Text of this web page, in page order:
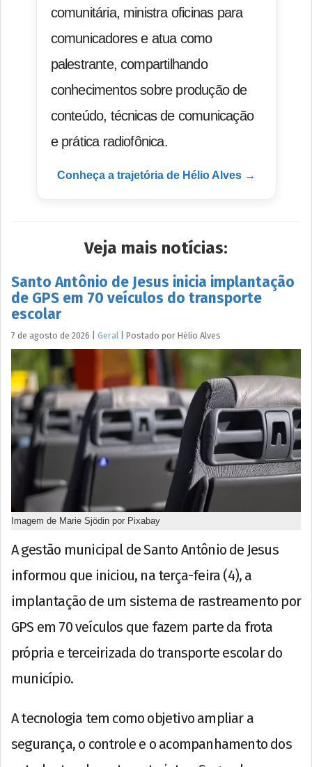
comunitária, ministra oficinas para
comunicadores e atua como
palestrante, compartilhando
conhecimentos sobre produção de
conteúdo, técnicas de comunicação
e prática radiofônica.
Conheça a trajetória de Hélio Alves →
Veja mais notícias:
Santo Antônio de Jesus inicia implantação
de GPS em 70 veículos do transporte
escolar
7 de agosto de 2026 Geral Postado por Hélio Alves
Imagem de Marie Sjödin por Pixabay
A gestão municipal de Santo Antônio de Jesus
informou que iniciou, na terça-feira (4), a
implantação de um sistema de rastreamento por
GPS em 70 veículos que fazem parte da frota
própria e terceirizada do transporte escolar do
município.
A tecnologia tem como objetivo ampliar a
segurança, o controle e o acompanhamento dos